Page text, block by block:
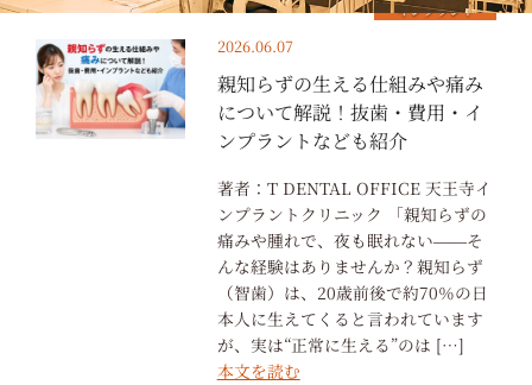
2026.06.07
親知らずの生える仕組みや痛み
について解説！抜歯・費用・イ
ンプラントなども紹介
著者：T DENTAL OFFICE 天王寺イ
ンプラントクリニック 「親知らずの
痛みや腫れで、夜も眠れない――そ
んな経験はありませんか？親知らず
（智歯）は、20歳前後で約70％の日
本人に生えてくると言われています
が、実は“正常に生える”のは […]
本文を読む
インプラント